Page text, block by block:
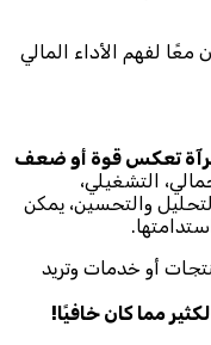
لفهم الأداء المالي
تعكس قوة أو ضعف
التشغيلي،
والتحسين، يمكن
أو خدمات وتريد
مما كان خافيًا!